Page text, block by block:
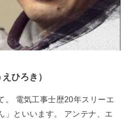
ひろき）
。 電気工事士歴20年スリーエ
」といいます。 アンテナ、エ